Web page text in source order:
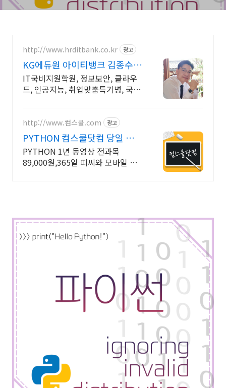
http://www.hrditbank.co.kr 광고
KG에듀원 아이티뱅크 김종수
27년경력전문가 IT취업상담
IT국비지원학원, 정보보안, 클라우
드, 인공지능, 취업맞춤특기병, 국비
http://www.컴스쿨.com 광고
PYTHON 컴스쿨닷컴 당일 신청
&결제시 기프티콘!
PYTHON 1년 동영상 전과목
89,000원,365일 피씨와 모바일 수